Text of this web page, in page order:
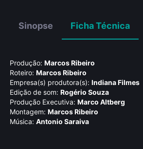
Sinopse Ficha Técnica
Produção: Marcos Ribeiro
Roteiro: Marcos Ribeiro
Empresa(s) produtora(s): Indiana Filmes
Edição de som: Rogério Souza
Produção Executiva: Marco Altberg
Montagem: Marcos Ribeiro
Música: Antonio Saraiva